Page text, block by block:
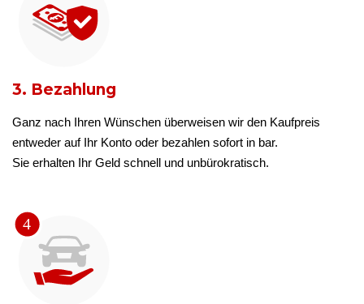
3. Bezahlung
Ganz nach Ihren Wünschen überweisen wir den Kaufpreis
entweder auf Ihr Konto oder bezahlen sofort in bar.
Sie erhalten Ihr Geld schnell und unbürokratisch.